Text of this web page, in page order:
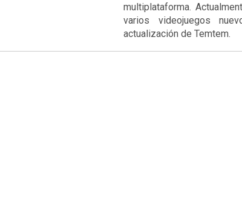
multiplataforma.
varios videojuegos
actualización de Temtem.